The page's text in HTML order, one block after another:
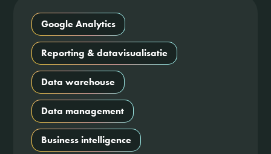
Google Analytics
Reporting & datavisualisatie
Data warehouse
Data management
Business intelligence